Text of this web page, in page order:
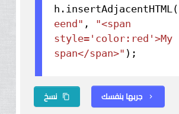
h. insertAdjacentHTML (
eend" , "<span
style='color:red'>My
span</span>" );
نسخ content_copy جربها بنفسك chevron_right